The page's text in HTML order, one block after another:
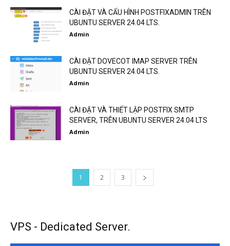
CÀI ĐẶT VÀ CẤU HÌNH POSTFIXADMIN TRÊN
UBUNTU SERVER 24.04 LTS.
Admin
CÀI ĐẶT DOVECOT IMAP SERVER TRÊN
UBUNTU SERVER 24.04 LTS.
Admin
CÀI ĐẶT VÀ THIẾT LẬP POSTFIX SMTP
SERVER, TRÊN UBUNTU SERVER 24.04 LTS
Admin
1 2 3
VPS - Dedicated Server.